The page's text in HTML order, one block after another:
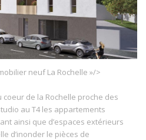
neuf La Rochelle »/>
de la Rochelle proche des
au T4 les appartements
ainsi que d’espaces extérieurs
d’inonder le pièces de